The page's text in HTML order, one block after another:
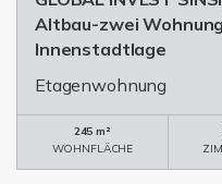
Altbau-zwei
Innenstadtlage
Etagenwohnung
245 m²
WOHNFLÄCHE